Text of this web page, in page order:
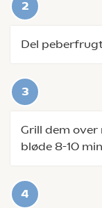
Del
Grill dem over
bløde 8-10